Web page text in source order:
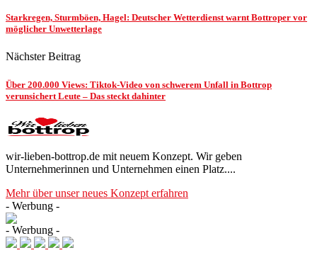
Starkregen, Sturmböen, Hagel: Deutscher Wetterdienst warnt Bottroper vor
möglicher Unwetterlage
Nächster Beitrag
Über 200.000 Views: Tiktok-Video von schwerem Unfall in Bottrop
verunsichert Leute – Das steckt dahinter
wir-lieben-bottrop.de mit neuem Konzept. Wir geben
Unternehmerinnen und Unternehmen einen Platz....
Mehr über unser neues Konzept erfahren
- Werbung -
- Werbung -